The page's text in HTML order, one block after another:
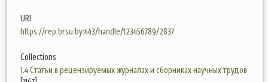
URI
https://rep.brsu.by:443/handle/123456789/2837
Collections
1.4 Статьи в рецензируемых журналах и сборниках научных трудов